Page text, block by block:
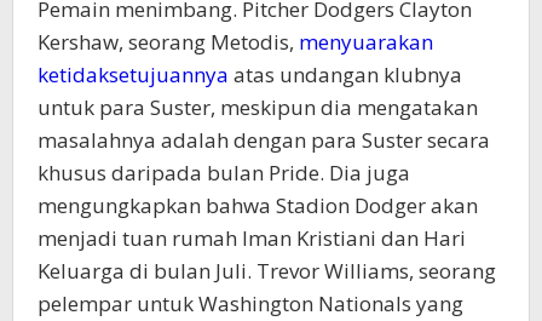
Pemain menimbang. Pitcher Dodgers Clayton
Kershaw, seorang Metodis, menyuarakan
ketidaksetujuannya atas undangan klubnya
untuk para Suster, meskipun dia mengatakan
masalahnya adalah dengan para Suster secara
khusus daripada bulan Pride. Dia juga
mengungkapkan bahwa Stadion Dodger akan
menjadi tuan rumah Iman Kristiani dan Hari
Keluarga di bulan Juli. Trevor Williams, seorang
pelempar untuk Washington Nationals yang